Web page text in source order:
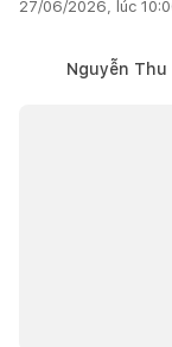
27/06/2026, lúc
Nguyễn Thu